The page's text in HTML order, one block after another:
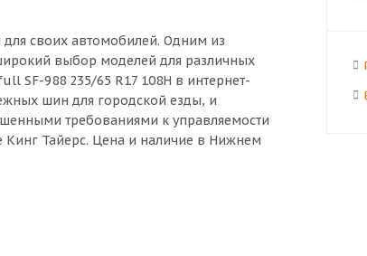
своих автомобилей. Одним из
выбор моделей для различных
SF-988 235/65 R17 108H в интернет-
шин для городской езды, и
требованиями к управляемости
Кинг Тайерс. Цена и наличие в Нижнем